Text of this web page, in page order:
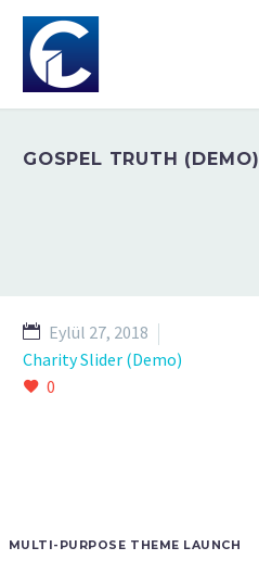
GOSPEL TRUTH (DEMO)
Eylül 27, 2018
Charity Slider (Demo)
0
MULTI-PURPOSE THEME LAUNCH